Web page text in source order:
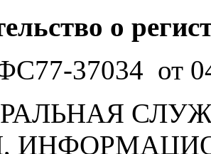
о
37034 от